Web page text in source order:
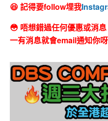
😆 記得要follow埋我
😳 唔想錯過任何優惠或消
一有消息就會email通知你呀